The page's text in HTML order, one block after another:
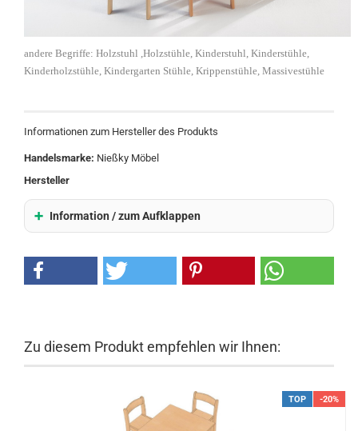
andere Begriffe: Holzstuhl ,Holzstühle, Kinderstuhl, Kinderstühle,
Kinderholzstühle, Kindergarten Stühle, Krippenstühle, Massivestühle
Informationen zum Hersteller des Produkts
Handelsmarke: Nießky Möbel
Hersteller
Information / zum Aufklappen
Zu diesem Produkt empfehlen wir Ihnen:
TOP -20%